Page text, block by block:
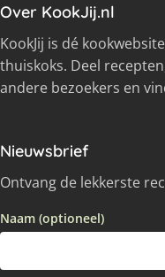
Over KookJij.nl
KookJij is dé
thuiskoks. Deel
andere bezoekers en
Nieuwsbrief
Ontvang de lekkerste
Naam (optioneel)